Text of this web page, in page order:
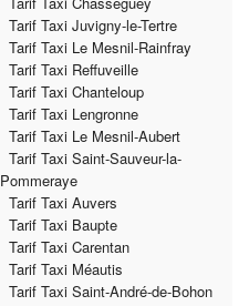
Tarif Taxi Juvigny-le-Tertre
Tarif Taxi Le Mesnil-Rainfray
Tarif Taxi Reffuveille
Tarif Taxi Chanteloup
Tarif Taxi Lengronne
Tarif Taxi Le Mesnil-Aubert
Tarif Taxi Saint-Sauveur-la-
Pommeraye
Tarif Taxi Auvers
Tarif Taxi Baupte
Tarif Taxi Carentan
Tarif Taxi Méautis
Tarif Taxi Saint-André-de-Bohon